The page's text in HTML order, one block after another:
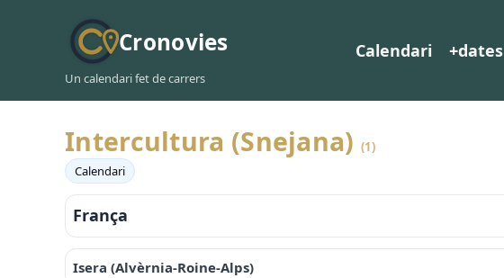
Cronovies
Un calendari fet de carrers
Calendari +dates
Intercultura (Snejana) (1)
Calendari
França
Isera (Alvèrnia-Roine-Alps)